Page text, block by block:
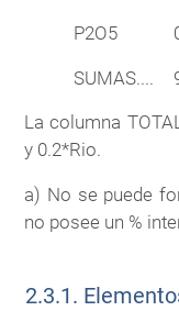
P2O5
SUMAS....
La columna
y 0.2*Rio.
a) No se puede
no posee un %
2.3.1.